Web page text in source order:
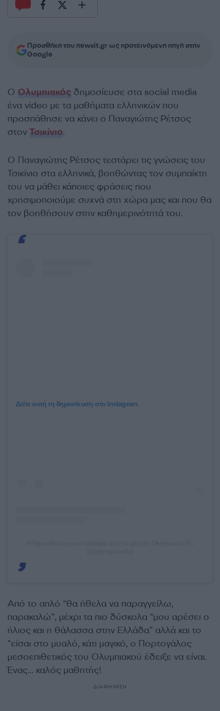
Προσθήκη του newsit.gr ως προτεινόμενη πηγή στην
Google
Ο Ολυμπιακός δημοσίευσε στα social media
ένα video με τα μαθήματα ελληνικών που
προσπάθησε να κάνει ο Παναγιώτης Ρέτσος
στον Τσικίνιο.
Ο Παναγιώτης Ρέτσος τεστάρει τις γνώσεις του
Τσικίνιο στα ελληνικά, βοηθώντας τον συμπαίκτη
του να μάθει κάποιες φράσεις που
χρησιμοποιούμε συχνά στη χώρα μας και που θα
τον βοηθήσουν στην καθημερινότητά του.
Δείτε αυτή τη δημοσίευση στο Instagram.
Από το απλό “θα ήθελα να παραγγείλω,
παρακαλώ”, μέχρι τα πιο δύσκολα “μου αρέσει ο
ήλιος και η θάλασσα στην Ελλάδα” αλλά και το
“είσαι στο μυαλό, κάτι μαγικό, ο Πορτογάλος
μεσοεπιθετικός του Ολυμπιακού έδειξε να είναι.
Ένας… καλός μαθητής!
ΔΙΑΦΗΜΙΣΗ